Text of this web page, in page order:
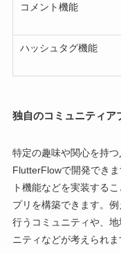
コメント機能
ハッシュタグ機能
独自のコミュニティア
特定の趣味や関心を持つ
FlutterFlowで開発でき
ト機能などを実装する
プリを構築できます。
行うコミュニティや、
ニティなどが考えられま